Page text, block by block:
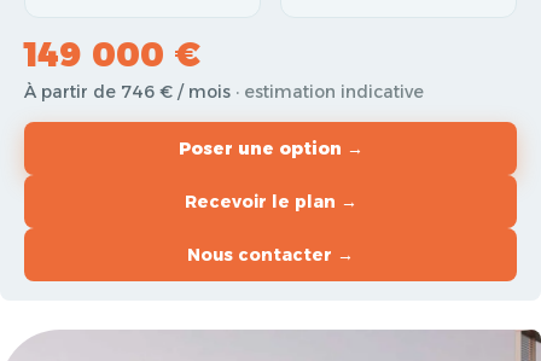
149 000 €
À partir de 746 € / mois · estimation indicative
Poser une option →
Recevoir le plan →
Nous contacter →